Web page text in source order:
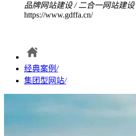
品牌网站建设/ 二合一网站建设
https://www.gdffa.cn/
经典案例 /
集团型网站/